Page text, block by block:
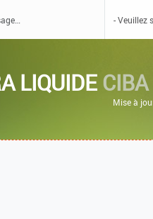
LIQUIDE
Mise à